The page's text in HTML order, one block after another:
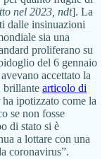
nel 2023, ndt]. La
dalle insinuazioni
sia una
proliferano su
del 6 gennaio
accettato la
brillante articolo di
ha ipotizzato come la
se non fosse
di stato si è
a lottare con una
coronavirus”.